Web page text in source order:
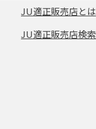
JU適正販売店とは
JU適正販売店検索